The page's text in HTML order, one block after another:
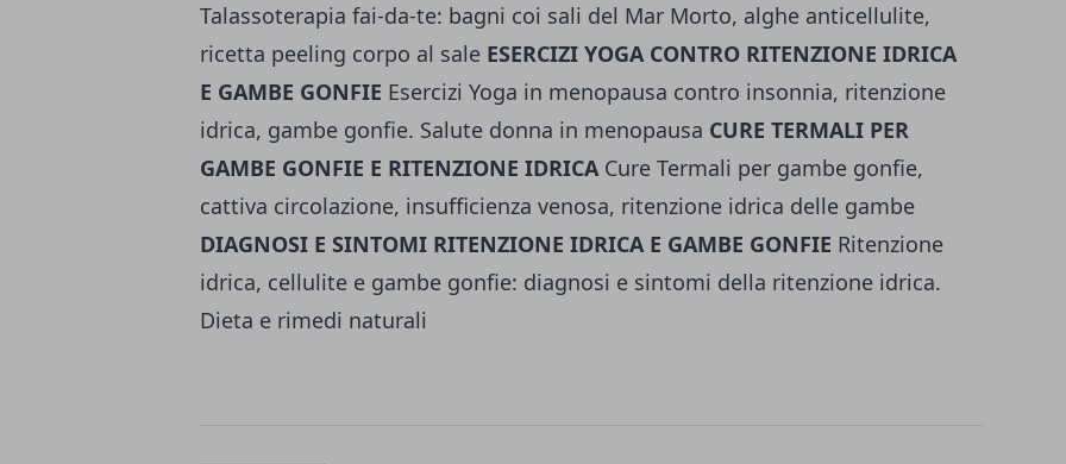
Talassoterapia fai-da-te: bagni coi sali del Mar Morto, alghe anticellulite,
ricetta peeling corpo al sale ESERCIZI YOGA CONTRO RITENZIONE IDRICA
E GAMBE GONFIE Esercizi Yoga in menopausa contro insonnia, ritenzione
idrica, gambe gonfie. Salute donna in menopausa CURE TERMALI PER
GAMBE GONFIE E RITENZIONE IDRICA Cure Termali per gambe gonfie,
cattiva circolazione, insufficienza venosa, ritenzione idrica delle gambe
DIAGNOSI E SINTOMI RITENZIONE IDRICA E GAMBE GONFIE Ritenzione
idrica, cellulite e gambe gonfie: diagnosi e sintomi della ritenzione idrica.
Dieta e rimedi naturali